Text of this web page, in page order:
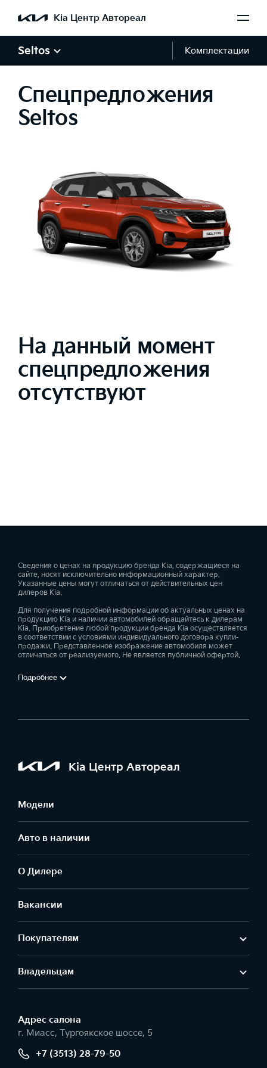
Kia Центр Автореал
Seltos Комплектации
Спецпредложения
Seltos
На данный момент
спецпредложения
отсутствуют
Сведения о ценах на продукцию бренда Kia, содержащиеся на
сайте, носят исключительно информационный характер.
Указанные цены могут отличаться от действительных цен
дилеров Kia.
Для получения подробной информации об актуальных ценах на
продукцию Kia и наличии автомобилей обращайтесь к дилерам
Kia. Приобретение любой продукции бренда Kia осуществляется
в соответствии с условиями индивидуального договора купли-
продажи. Представленное изображение автомобиля может
отличаться от реализуемого. Не является публичной офертой.
Подробнее
Kia Центр Автореал
Модели
Авто в наличии
О Дилере
Вакансии
Покупателям
Владельцам
Адрес салонa
г. Миасс, Тургоякское шоссе, 5
+7 (3513) 28-79-50